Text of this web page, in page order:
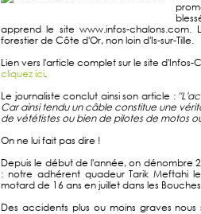
apprend le site www.infos-
forestier de Côte d'Or, non loin d'Is-sur-Tille.
Lien vers l'article complet sur le site d'Infos-
cliquez ici.
Le journaliste conclut ainsi son article : "
Car ainsi tendu un câble constitue une
de vététistes ou bien de pilotes de motos
On ne lui fait pas dire !
Depuis le début de l'année, on dénombre
: notre adhérent quadeur Tarik Meftahi
motard de 16 ans en juillet dans les
Des accidents plus ou moins graves